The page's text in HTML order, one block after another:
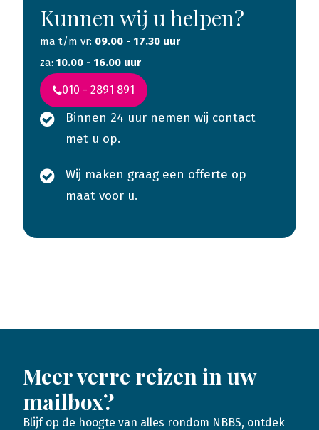
Kunnen wij u helpen?
ma t/m vr: 09.00 - 17.30 uur
za: 10.00 - 16.00 uur
010 - 2891 891
Binnen 24 uur nemen wij contact
met u op.
Wij maken graag een offerte op
maat voor u.
Meer verre reizen in uw
mailbox?
Blijf op de hoogte van alles rondom NBBS, ontdek